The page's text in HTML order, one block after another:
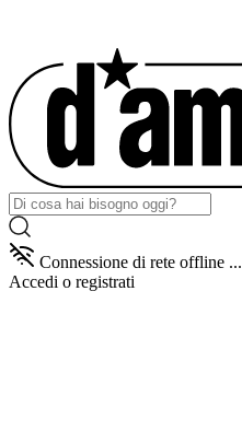
Connessione di rete offline ...
Accedi o registrati